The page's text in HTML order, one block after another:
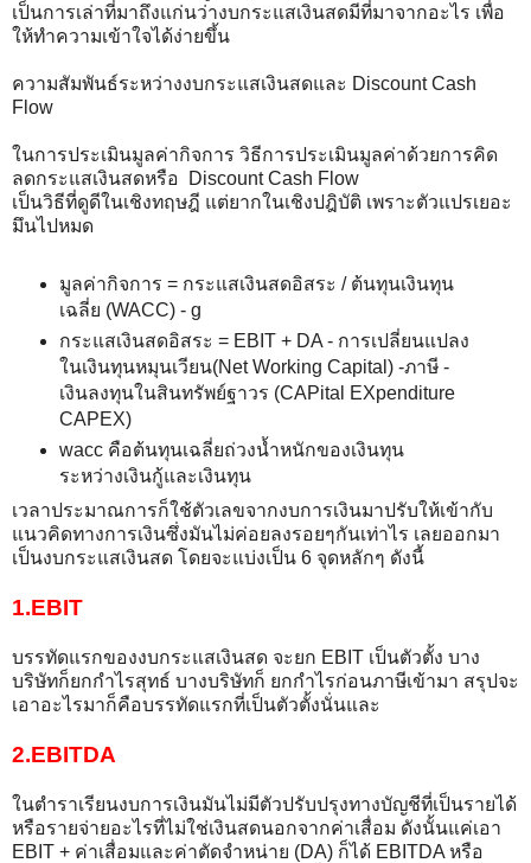
เป็นการเล่าที่มาถึงแก่นว่างบกระแสเงินสดมีที่มาจากอะไร เพื่อ
ให้ทำความเข้าใจได้ง่ายขึ้น
ความสัมพันธ์ระหว่างงบกระแสเงินสดและ Discount Cash
Flow
ในการประเมินมูลค่ากิจการ วิธีการประเมินมูลค่าด้วยการคิด
ลดกระแสเงินสดหรือ Discount Cash Flow
เป็นวิธีที่ดูดีในเชิงทฤษฎี แต่ยากในเชิงปฎิบัติ เพราะตัวแปรเยอะ
มึนไปหมด
มูลค่ากิจการ = กระแสเงินสดอิสระ / ต้นทุนเงินทุน
เฉลี่ย (WACC) - g
กระแสเงินสดอิสระ = EBIT + DA - การเปลี่ยนแปลง
ในเงินทุนหมุนเวียน(Net Working Capital) -ภาษี -
เงินลงทุนในสินทรัพย์ฐาวร (CAPital EXpenditure
CAPEX)
wacc คือต้นทุนเฉลี่ยถ่วงน้ำหนักของเงินทุน
ระหว่างเงินกู้และเงินทุน
เวลาประมาณการก็ใช้ตัวเลขจากงบการเงินมาปรับให้เข้ากับ
แนวคิดทางการเงินซึ่งมันไม่ค่อยลงรอยๆกันเท่าไร เลยออกมา
เป็นงบกระแสเงินสด โดยจะแบ่งเป็น 6 จุดหลักๆ ดังนี้
1.EBIT
บรรทัดแรกของงบกระแสเงินสด จะยก EBIT เป็นตัวตั้ง บาง
บริษัทก็ยกกำไรสุทธ์ บางบริษัทก็ ยกกำไรก่อนภาษีเข้ามา สรุปจะ
เอาอะไรมาก็คือบรรทัดแรกที่เป็นตัวตั้งนั่นและ
2.EBITDA
ในตำราเรียนงบการเงินมันไม่มีตัวปรับปรุงทางบัญชีที่เป็นรายได้
หรือรายจ่ายอะไรที่ไม่ใช่เงินสดนอกจากค่าเสื่อม ดังนั้นแค่เอา
EBIT + ค่าเสื่อมและค่าตัดจำหน่าย (DA) ก็ได้ EBITDA หรือ